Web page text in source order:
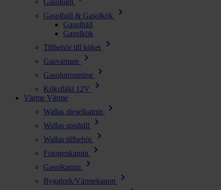
Gasolugn
Gasolhäll & Gasolkök chevron_right
Gasolhäll
Gasolkök
Tillbehör till köket
chevron_right
Gasvarnare chevron_right
Gasolutrustning chevron_right
Köksfläkt 12V chevron_right
Värme Värme
Wallas dieselkamin
chevron_right
Wallas spishäll chevron_right
Wallas tillbehör chevron_right
Fotogenkamin chevron_right
Gasolkamin chevron_right
Byggtork/Värmekanon chevron_right